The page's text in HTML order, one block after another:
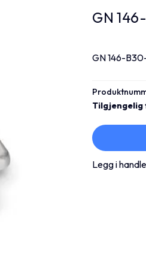
GN
GN 146-
Legg i